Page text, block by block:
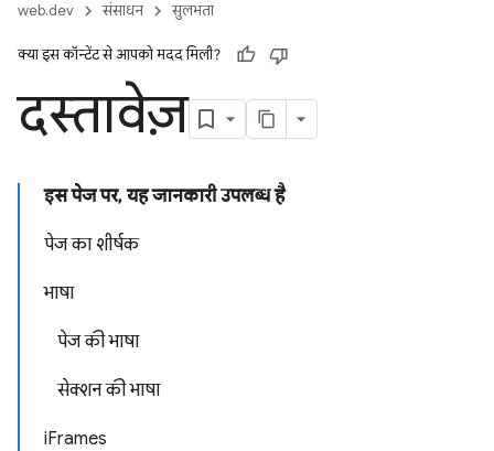
web.dev संसाधन सुलभता
क्या इस कॉन्टेंट से आपको मदद मिली?
दस्तावेज़
इस पेज पर, यह जानकारी उपलब्ध है
पेज का शीर्षक
भाषा
पेज की भाषा
सेक्शन की भाषा
iFrames